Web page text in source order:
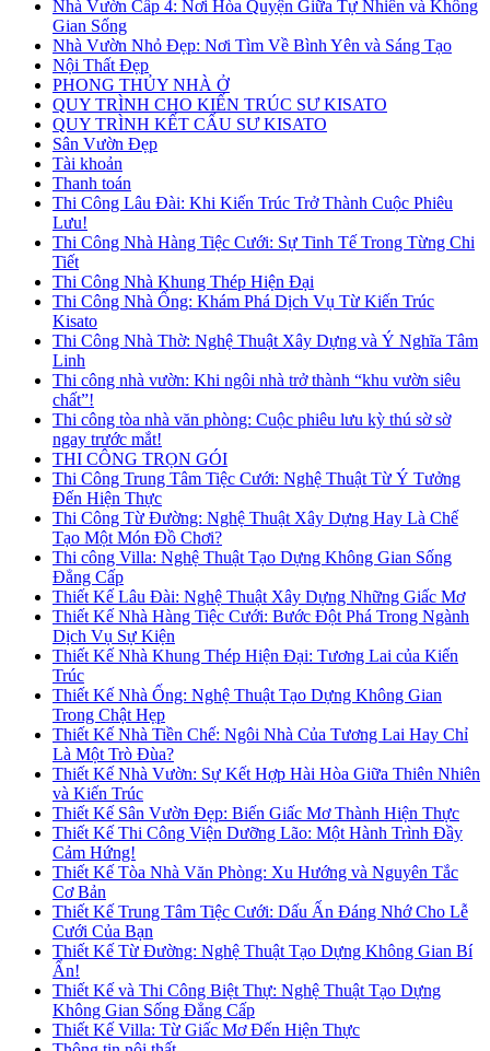
Nhà Vườn Cấp 4: Nơi Hòa Quyện Giữa Tự Nhiên và Không
Gian Sống
Nhà Vườn Nhỏ Đẹp: Nơi Tìm Về Bình Yên và Sáng Tạo
Nội Thất Đẹp
PHONG THỦY NHÀ Ở
QUY TRÌNH CHO KIẾN TRÚC SƯ KISATO
QUY TRÌNH KẾT CẤU SƯ KISATO
Sân Vườn Đẹp
Tài khoản
Thanh toán
Thi Công Lâu Đài: Khi Kiến Trúc Trở Thành Cuộc Phiêu
Lưu!
Thi Công Nhà Hàng Tiệc Cưới: Sự Tinh Tế Trong Từng Chi
Tiết
Thi Công Nhà Khung Thép Hiện Đại
Thi Công Nhà Ống: Khám Phá Dịch Vụ Từ Kiến Trúc
Kisato
Thi Công Nhà Thờ: Nghệ Thuật Xây Dựng và Ý Nghĩa Tâm
Linh
Thi công nhà vườn: Khi ngôi nhà trở thành “khu vườn siêu
chất”!
Thi công tòa nhà văn phòng: Cuộc phiêu lưu kỳ thú sờ sờ
ngay trước mắt!
THI CÔNG TRỌN GÓI
Thi Công Trung Tâm Tiệc Cưới: Nghệ Thuật Từ Ý Tưởng
Đến Hiện Thực
Thi Công Từ Đường: Nghệ Thuật Xây Dựng Hay Là Chế
Tạo Một Món Đồ Chơi?
Thi công Villa: Nghệ Thuật Tạo Dựng Không Gian Sống
Đẳng Cấp
Thiết Kế Lâu Đài: Nghệ Thuật Xây Dựng Những Giấc Mơ
Thiết Kế Nhà Hàng Tiệc Cưới: Bước Đột Phá Trong Ngành
Dịch Vụ Sự Kiện
Thiết Kế Nhà Khung Thép Hiện Đại: Tương Lai của Kiến
Trúc
Thiết Kế Nhà Ống: Nghệ Thuật Tạo Dựng Không Gian
Trong Chật Hẹp
Thiết Kế Nhà Tiền Chế: Ngôi Nhà Của Tương Lai Hay Chỉ
Là Một Trò Đùa?
Thiết Kế Nhà Vườn: Sự Kết Hợp Hài Hòa Giữa Thiên Nhiên
và Kiến Trúc
Thiết Kế Sân Vườn Đẹp: Biến Giấc Mơ Thành Hiện Thực
Thiết Kế Thi Công Viện Dưỡng Lão: Một Hành Trình Đầy
Cảm Hứng!
Thiết Kế Tòa Nhà Văn Phòng: Xu Hướng và Nguyên Tắc
Cơ Bản
Thiết Kế Trung Tâm Tiệc Cưới: Dấu Ấn Đáng Nhớ Cho Lễ
Cưới Của Bạn
Thiết Kế Từ Đường: Nghệ Thuật Tạo Dựng Không Gian Bí
Ẩn!
Thiết Kế và Thi Công Biệt Thự: Nghệ Thuật Tạo Dựng
Không Gian Sống Đẳng Cấp
Thiết Kế Villa: Từ Giấc Mơ Đến Hiện Thực